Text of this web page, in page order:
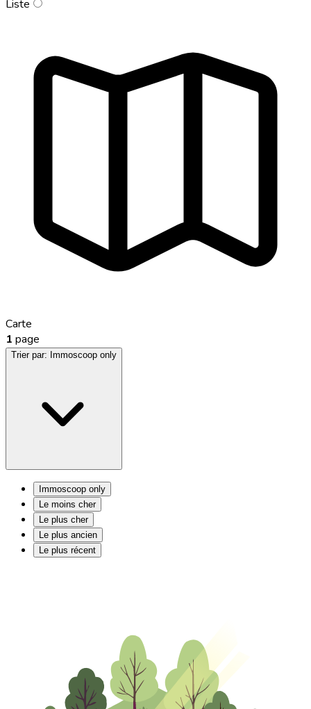
Liste
Carte
1 page
Trier par: Immoscoop only
Immoscoop only
Le moins cher
Le plus cher
Le plus ancien
Le plus récent